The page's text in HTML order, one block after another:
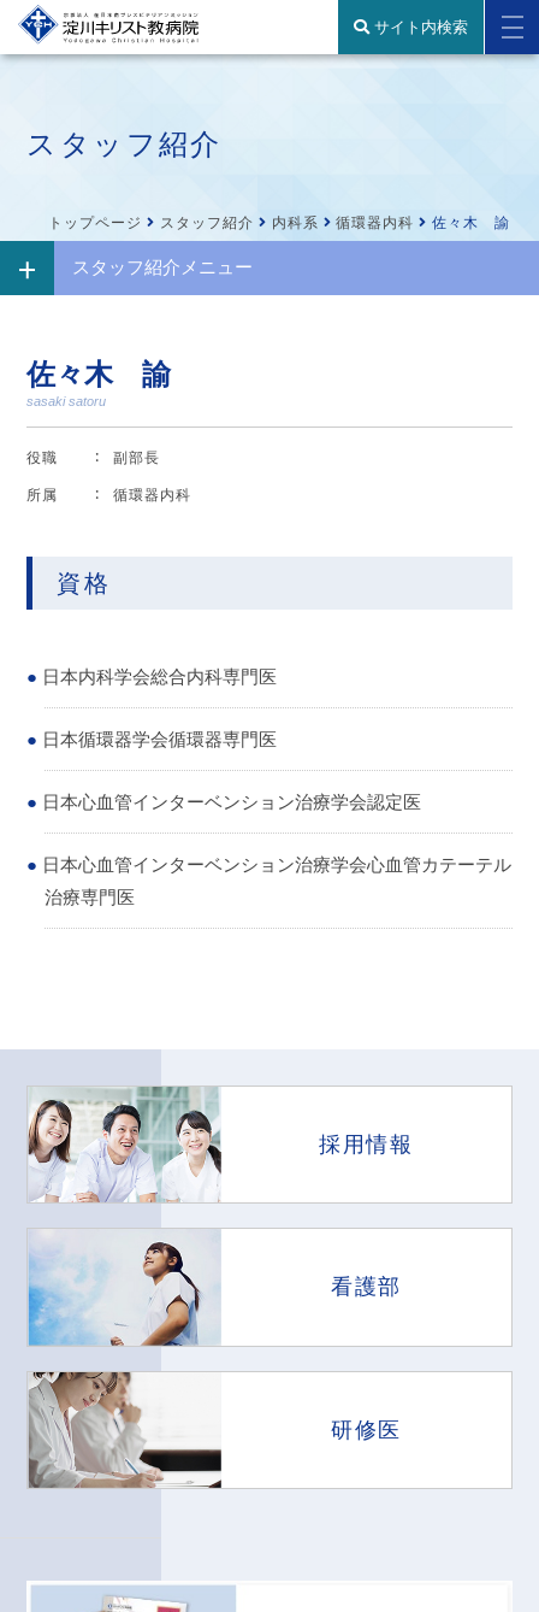
サイト内検索
スタッフ紹介
トップページ スタッフ紹介 内科系 循環器内科 佐々木 諭
スタッフ紹介メニュー
佐々木 諭
sasaki satoru
役職 副部長
所属 循環器内科
資格
日本内科学会総合内科専門医
日本循環器学会循環器専門医
日本心血管インターベンション治療学会認定医
日本心血管インターベンション治療学会心血管カテーテル
治療専門医
採用情報
看護部
研修医